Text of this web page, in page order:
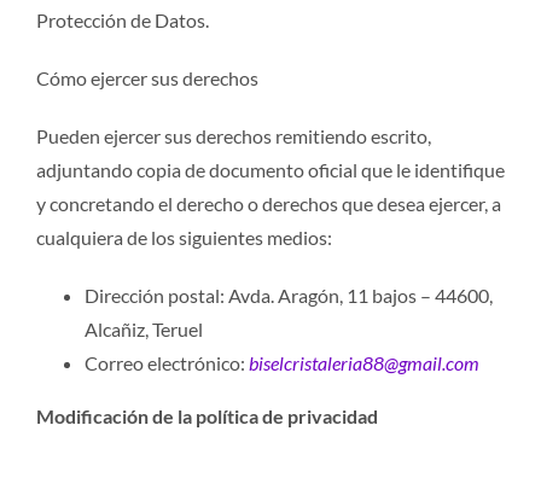
Protección de Datos.
Cómo ejercer sus derechos
Pueden ejercer sus derechos remitiendo escrito,
adjuntando copia de documento oficial que le identifique
y concretando el derecho o derechos que desea ejercer, a
cualquiera de los siguientes medios:
Dirección postal: Avda. Aragón, 11 bajos – 44600,
Alcañiz, Teruel
Correo electrónico: biselcristaleria88@gmail.com
Modificación de la política de privacidad